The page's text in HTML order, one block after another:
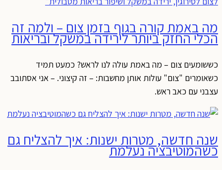
מה באמת קורה בגוף בזמן צום – ולמה זה
הכלי החזק ביותר לירידה במשקל ובריאות
כששומעים צום – מה באמת עולה לנו לראש? כמעט תמיד
כשאומרים "צום" עולות אותן מחשבות: – זה קיצוני. – אני אסתובב
עצבני עם כאב ראש.
שנה חדשה, מטרות ישנות: איך להצליח גם
כשהמוטיבציה נעלמת